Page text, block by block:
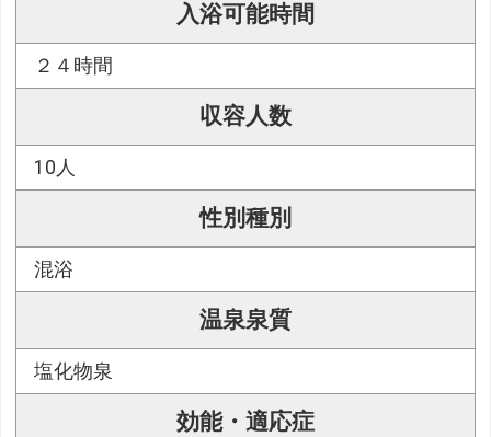
入浴可能時間
２４時間
収容人数
10人
性別種別
混浴
温泉泉質
塩化物泉
効能・適応症